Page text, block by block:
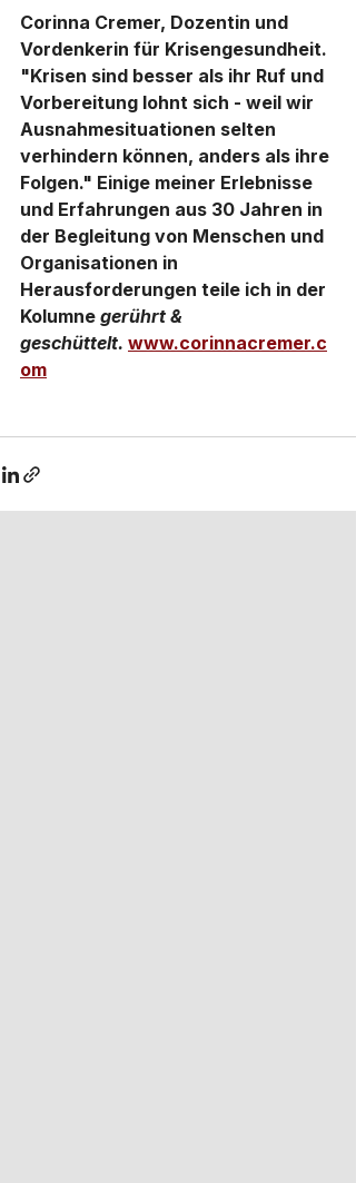
Corinna Cremer, Dozentin und
Vordenkerin für Krisengesundheit.
"Krisen sind besser als ihr Ruf und
Vorbereitung lohnt sich - weil wir
Ausnahmesituationen selten
verhindern können, anders als ihre
Folgen." Einige meiner Erlebnisse
und Erfahrungen aus 30 Jahren in
der Begleitung von Menschen und
Organisationen in
Herausforderungen teile ich in der
Kolumne gerührt &
geschüttelt. www.corinnacremer.c
om